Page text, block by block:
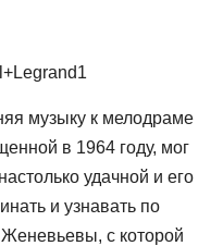
музыку к мелодраме
в 1964 году, мог
удачной и его
и узнавать по
с которой